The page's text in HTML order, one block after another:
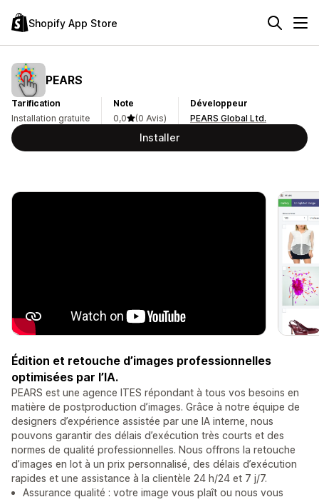
Shopify App Store
PEARS
Tarification
Installation gratuite
Note
0,0
(0 Avis)
Développeur
PEARS Global Ltd.
Installer
Édition et retouche d’images professionnelles
optimisées par l’IA.
PEARS est une agence ITES répondant à tous vos besoins en
matière de postproduction d’images. Grâce à notre équipe de
designers d’expérience assistée par une IA interne, nous
pouvons garantir des délais d’exécution très courts et des
normes de qualité professionnelles. Nous offrons la retouche
d’images en lot à un prix personnalisé, des délais d’exécution
rapides et une assistance à la clientèle 24 h/24 et 7 j/7.
Assurance qualité : votre image vous plaît ou nous vous